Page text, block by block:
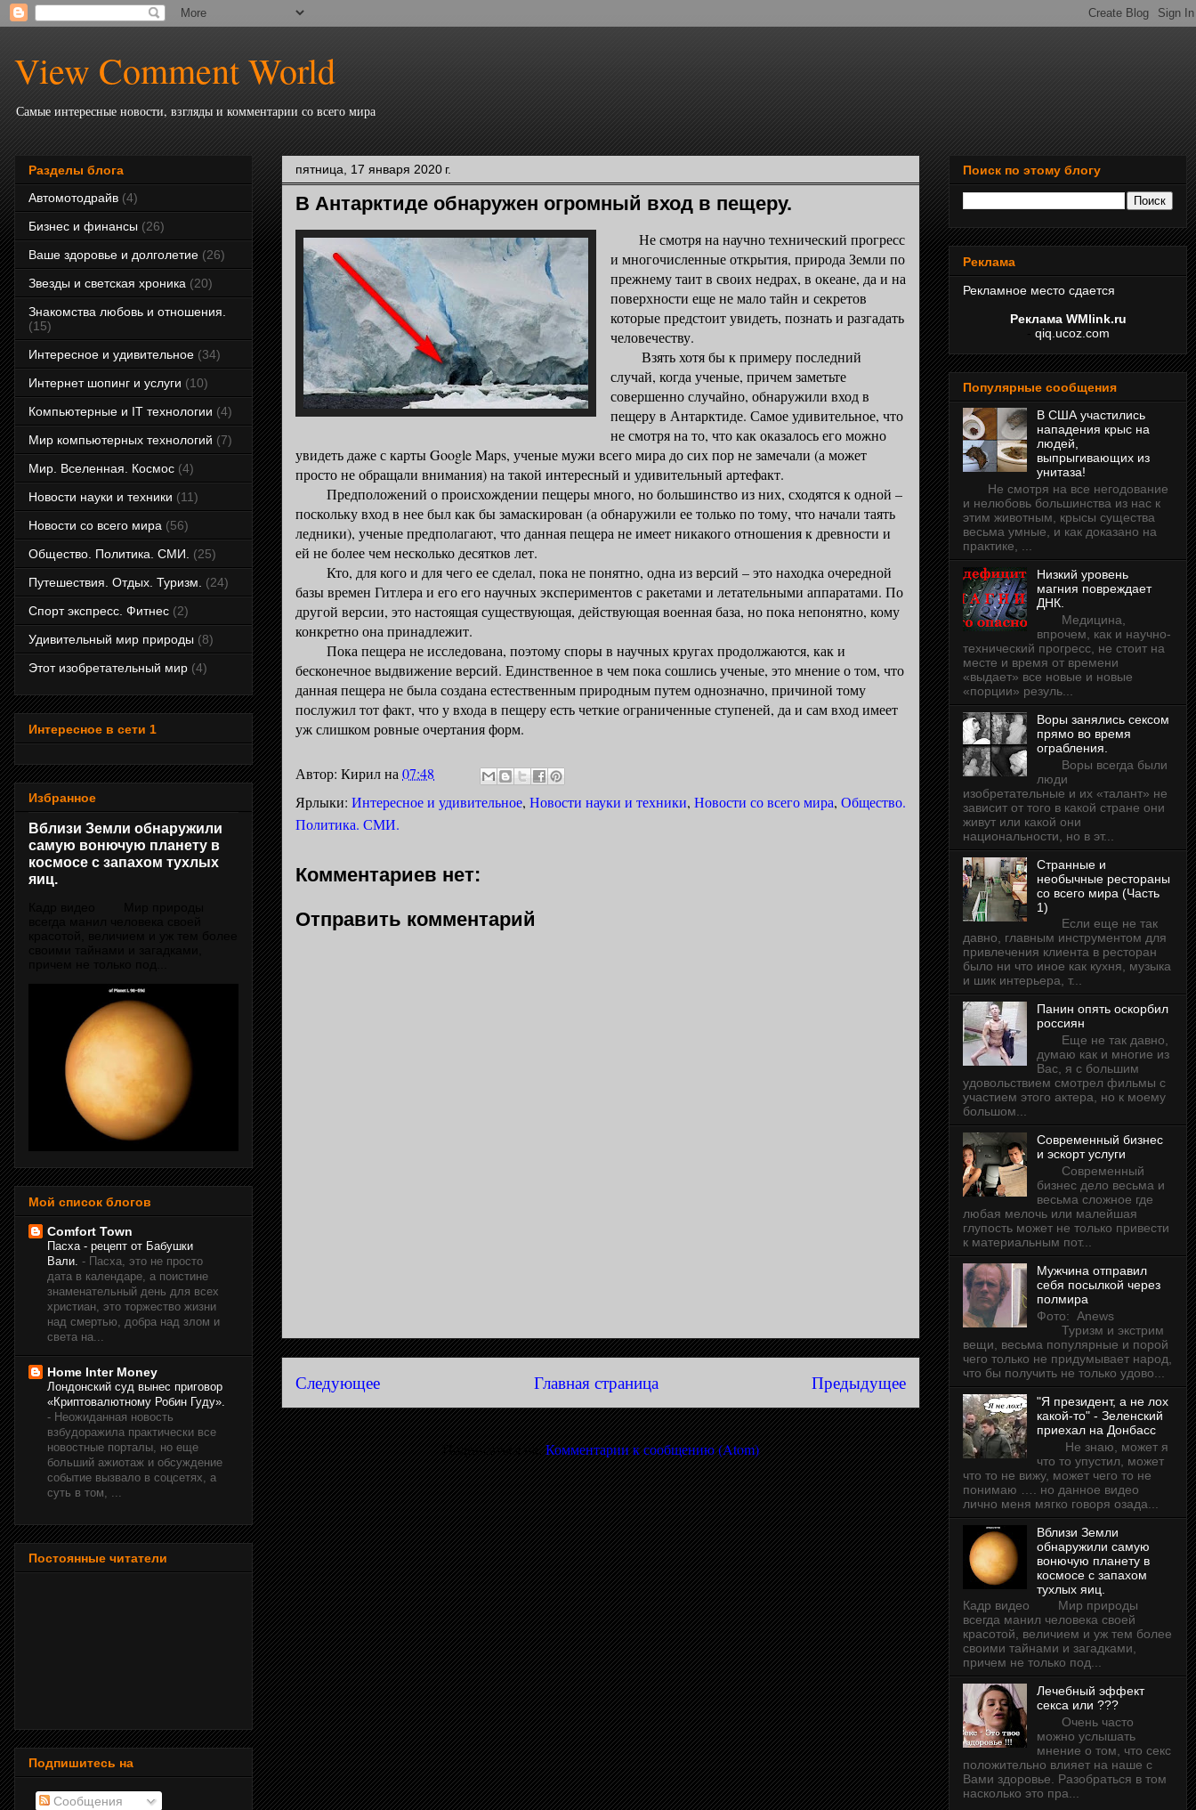
View Comment World
Самые интересные новости, взгляды и комментарии со всего мира
пятница, 17 января 2020 г.
В Антарктиде обнаружен огромный вход в пещеру.
Не смотря на научно технический прогресс
и многочисленные открытия, природа Земли по
прежнему таит в своих недрах, в океане, да и на
поверхности еще не мало тайн и секретов
которые предстоит увидеть, познать и разгадать
человечеству.
Взять хотя бы к примеру последний
случай, когда ученые, причем заметьте
совершенно случайно, обнаружили вход в
пещеру в Антарктиде. Самое удивительное, что
не смотря на то, что как оказалось его можно
увидеть даже с карты Google Maps, ученые мужи всего мира до сих пор не замечали (а может
просто не обращали внимания) на такой интересный и удивительный артефакт.
Предположений о происхождении пещеры много, но большинство из них, сходятся к одной –
поскольку вход в нее был как бы замаскирован (а обнаружили ее только по тому, что начали таять
ледники), ученые предполагают, что данная пещера не имеет никакого отношения к древности и
ей не более чем несколько десятков лет.
Кто, для кого и для чего ее сделал, пока не понятно, одна из версий – это находка очередной
базы времен Гитлера и его его научных экспериментов с ракетами и летательными аппаратами. По
другой версии, это настоящая существующая, действующая военная база, но пока непонятно, кому
конкретно она принадлежит.
Пока пещера не исследована, поэтому споры в научных кругах продолжаются, как и
бесконечное выдвижение версий. Единственное в чем пока сошлись ученые, это мнение о том, что
данная пещера не была создана естественным природным путем однозначно, причиной тому
послужил тот факт, что у входа в пещеру есть четкие ограниченные ступеней, да и сам вход имеет
уж слишком ровные очертания форм.
Автор: Кирилна 07:48
Ярлыки: Интересное и удивительное, Новости науки и техники, Новости со всего мира, Общество.
Политика. СМИ.
Комментариев нет:
Отправить комментарий
Следующее Предыдущее
Главная страница
Подписаться на:Комментарии к сообщению (Atom)
Разделы блога
Автомотодрайв (4)
Бизнес и финансы (26)
Ваше здоровье и долголетие (26)
Звезды и светская хроника (20)
Знакомства любовь и отношения.
(15)
Интересное и удивительное (34)
Интернет шопинг и услуги (10)
Компьютерные и IT технологии (4)
Мир компьютерных технологий (7)
Мир. Вселенная. Космос (4)
Новости науки и техники (11)
Новости со всего мира (56)
Общество. Политика. СМИ. (25)
Путешествия. Отдых. Туризм. (24)
Спорт экспресс. Фитнес (2)
Удивительный мир природы (8)
Этот изобретательный мир (4)
Интересное в сети 1
Избранное
Вблизи Земли обнаружили
самую вонючую планету в
космосе с запахом тухлых
яиц.
Мой список блогов
Comfort Town
Пасха - рецепт от Бабушки
Вали. - Пасха, это не просто
дата в календаре, а поистине
знаменательный день для всех
христиан, это торжество жизни
над смертью, добра над злом и
света на...
Home Inter Money
Лондонский суд вынес приговор
«Криптовалютному Робин Гуду».
- Неожиданная новость
взбудоражила практически все
новостные порталы, но еще
больший ажиотаж и обсуждение
событие вызвало в соцсетях, а
суть в том, ...
Постоянные читатели
Подпишитесь на
Сообщения
Поиск по этому блогу
Реклама
Рекламное место сдается
Реклама WMlink.ru
qiq.ucoz.com
Популярные сообщения
В США участились
нападения крыс на
людей,
выпрыгивающих из
унитаза!
Не смотря на все негодование
и нелюбовь большинства из нас к
этим животным, крысы существа
весьма умные, и как доказано на
практике, ...
Низкий уровень
магния повреждает
ДНК.
Медицина,
впрочем, как и научно-
технический прогресс, не стоит на
месте и время от времени
«выдает» все новые и новые
«порции» резуль...
Воры занялись сексом
прямо во время
ограбления.
Воры всегда были
люди
изобретательные и их «талант» не
зависит от того в какой стране они
живут или какой они
национальности, но в эт...
Странные и
необычные рестораны
со всего мира (Часть
1)
Если еще не так
давно, главным инструментом для
привлечения клиента в ресторан
было ни что иное как кухня, музыка
и шик интерьера, т...
Панин опять оскорбил
россиян
Еще не так давно,
думаю как и многие из
Вас, я с большим
удовольствием смотрел фильмы с
участием этого актера, но к моему
большом...
Современный бизнес
и эскорт услуги
Современный
бизнес дело весьма и
весьма сложное где
любая мелочь или малейшая
глупость может не только привести
к материальным пот...
Мужчина отправил
себя посылкой через
полмира
Фото: Anews
Туризм и экстрим
вещи, весьма популярные и порой
чего только не придумывает народ,
что бы получить не только удово...
"Я президент, а не лох
какой-то" - Зеленский
приехал на Донбасс
Не знаю, может я
что то упустил, может
что то не вижу, может чего то не
понимаю …. но данное видео
лично меня мягко говоря озада...
Вблизи Земли
обнаружили самую
вонючую планету в
космосе с запахом
тухлых яиц.
Кадр видео Мир природы
всегда манил человека своей
красотой, величием и уж тем более
своими тайнами и загадками,
причем не только под...
Лечебный эффект
секса или ???
Очень часто
можно услышать
мнение о том, что секс
положительно влияет на наше с
Вами здоровье. Разобраться в том
насколько это пра...